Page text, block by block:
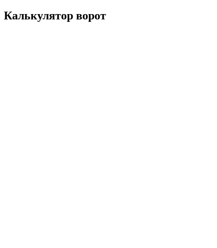
Калькулятор ворот